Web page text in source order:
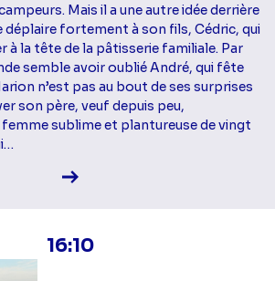
Mais il a une autre idée derrière
déplaire fortement à son fils, Cédric, qui
à la tête de la pâtisserie familiale. Par
semble avoir oublié André, qui fête
n’est pas au bout de ses surprises
son père, veuf depuis peu,
femme sublime et plantureuse de vingt
Voir la fiche diffusion
16:10